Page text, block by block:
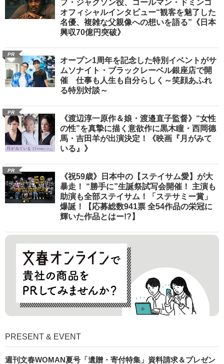
フ・ジャクソン役、コールマン・ドミンゴ
オフィシャルインタビュー“観客を魅了した
名優、複雑な父親像への想いを語る”《日本
興収70億円突破》
PR
オープン1周年を記念した特別イベントがサ
ムソナイト・ブラックレーベル銀座店で開
催 仕事も人生も自分らしく～笑顔あふれ
る特別対談～
PR
《渡辺淳一原作＆娘・渡邉直子監督》“女性
の性”を真摯に描く意欲作に黒木瞳・西岡德
馬・吉田羊が出演決定！《映画『月がみて
いる』》
PR
《祝59歳》日本中の【ステイサム愛】が大
暴走！ “勝手に”生誕祭試写会開催！ 主演も
助演も全部ステイサム！「ステサミー賞」
爆誕！【応募総数941票 全54作品の栄冠に
輝いた作品とはー!?】
PRESENT & EVENT
週刊文春WOMAN夏号「遺贈・寄付特集」資料請求＆プレゼン